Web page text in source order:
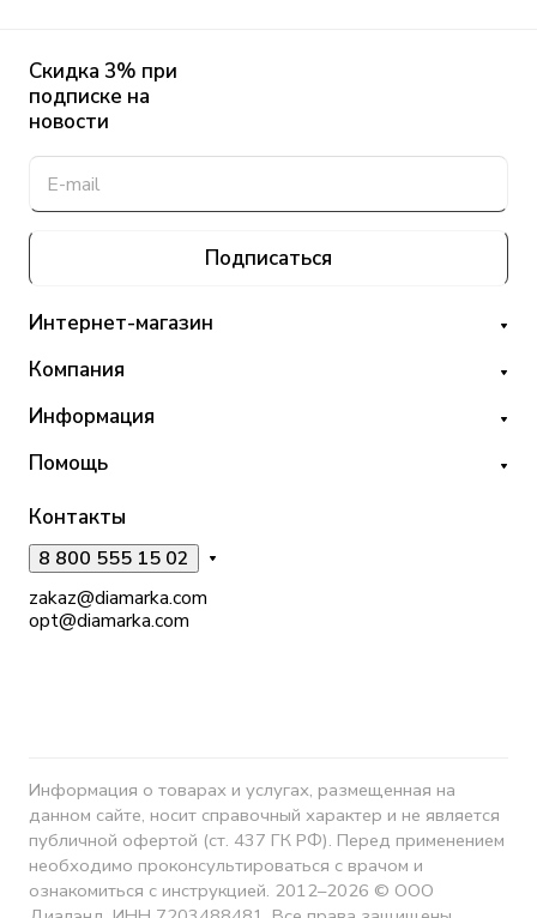
Скидка 3% при
подписке на
новости
Подписаться
Интернет-магазин
Компания
Информация
Помощь
Контакты
8 800 555 15 02
zakaz@diamarka.com
opt@diamarka.com
Информация о товарах и услугах, размещенная на
данном сайте, носит справочный характер и не является
публичной офертой (ст. 437 ГК РФ). Перед применением
необходимо проконсультироваться с врачом и
ознакомиться с инструкцией. 2012–2026 © ООО